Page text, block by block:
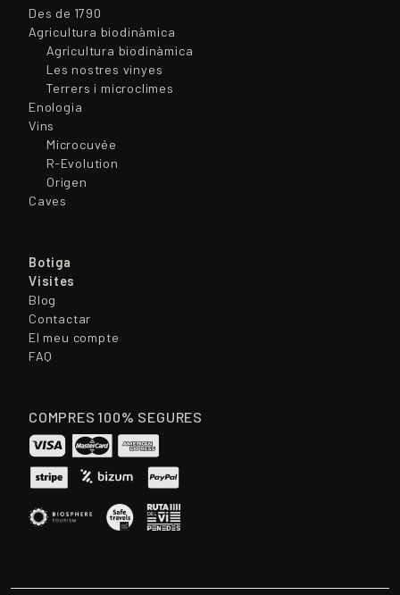
Des de 1790
Agricultura biodinàmica
Agricultura biodinàmica
Les nostres vinyes
Terrers i microclimes
Enologia
Vins
Microcuvée
R-Evolution
Origen
Caves
Botiga
Visites
Blog
Contactar
El meu compte
FAQ
COMPRES 100% SEGURES